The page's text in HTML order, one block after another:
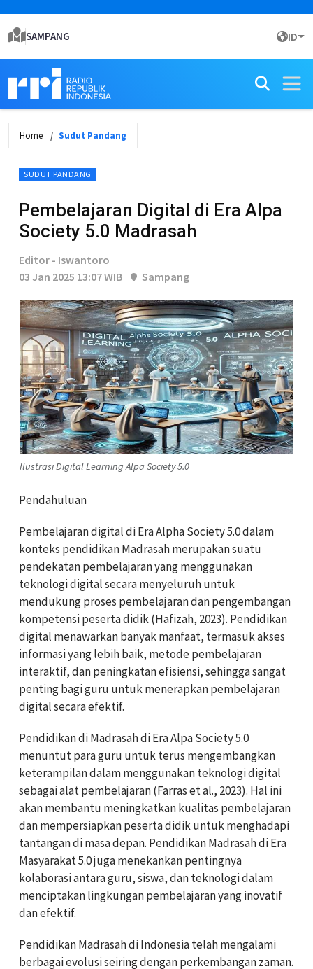
SAMPANG ID
Home Sudut Pandang
SUDUT PANDANG
Pembelajaran Digital di Era Alpa
Society 5.0 Madrasah
Editor - Iswantoro
03 Jan 2025 13:07 WIB
Sampang
Ilustrasi Digital Learning Alpa Society 5.0
Pendahuluan
Pembelajaran digital di Era Alpha Society 5.0 dalam
konteks pendidikan Madrasah merupakan suatu
pendekatan pembelajaran yang menggunakan
teknologi digital secara menyeluruh untuk
mendukung proses pembelajaran dan pengembangan
kompetensi peserta didik (Hafizah, 2023). Pendidikan
digital menawarkan banyak manfaat, termasuk akses
informasi yang lebih baik, metode pembelajaran
interaktif, dan peningkatan efisiensi, sehingga sangat
penting bagi guru untuk menerapkan pembelajaran
digital secara efektif.
Pendidikan di Madrasah di Era Alpa Society 5.0
menuntut para guru untuk terus mengembangkan
keterampilan dalam menggunakan teknologi digital
sebagai alat pembelajaran (Farras et al., 2023). Hal ini
akan membantu meningkatkan kualitas pembelajaran
dan mempersiapkan peserta didik untuk menghadapi
tantangan di masa depan. Pendidikan Madrasah di Era
Masyarakat 5.0 juga menekankan pentingnya
kolaborasi antara guru, siswa, dan teknologi dalam
menciptakan lingkungan pembelajaran yang inovatif
dan efektif.
Pendidikan Madrasah di Indonesia telah mengalami
berbagai evolusi seiring dengan perkembangan zaman.